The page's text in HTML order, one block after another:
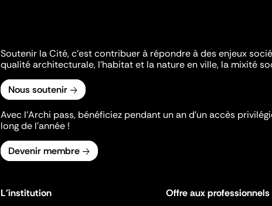
Soutenir la Cité, c'est contribuer à répondre à des enjeux
qualité architecturale, l'habitat et la nature en ville, la mixité
Nous soutenir
Avec l’Archi pass, bénéficiez pendant un an d’un accès
long de l’année !
Devenir membre
L'institution
Offre aux professionnels